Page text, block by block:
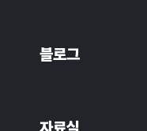
블로그